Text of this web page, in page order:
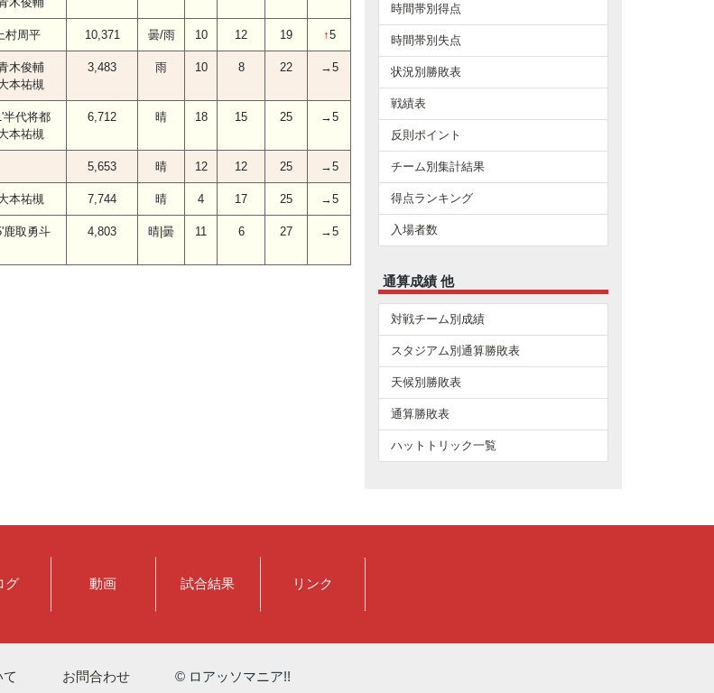
村周平 10,371 曇/雨 10 12 19 ↑5
木俊輔
本祐槻
3,483 雨 10 8 22 →5
半代将都
本祐槻
6,712 晴 18 15 25 →5
5,653 晴 12 12 25 →5
本祐槻 7,744 晴 4 17 25 →5
鹿取勇斗 4,803 晴|曇 11 6 27 →5
時間帯別得点
時間帯別失点
状況別勝敗表
戦績表
反則ポイント
チーム別集計結果
得点ランキング
入場者数
通算成績 他
対戦チーム別成績
スタジアム別通算勝敗表
天候別勝敗表
通算勝敗表
ハットトリック一覧
グ 動画 試合結果 リンク
お問合わせ © ロアッソマニア!!